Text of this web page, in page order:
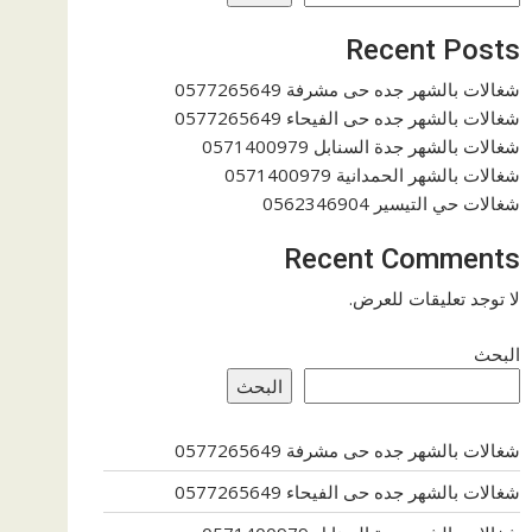
Recent Posts
شغالات بالشهر جده حى مشرفة 0577265649
شغالات بالشهر جده حى الفيحاء 0577265649
شغالات بالشهر جدة السنابل 0571400979
شغالات بالشهر الحمدانية 0571400979
شغالات حي التيسير 0562346904
Recent Comments
لا توجد تعليقات للعرض.
البحث
البحث
شغالات بالشهر جده حى مشرفة 0577265649
شغالات بالشهر جده حى الفيحاء 0577265649